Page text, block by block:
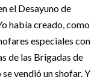
el Desayuno de
había creado, como
especiales con
de las Brigadas de
vendió un shofar. Y